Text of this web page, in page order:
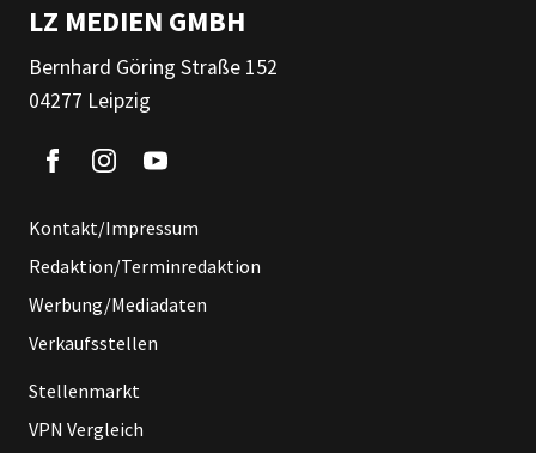
LZ MEDIEN GMBH
Bernhard Göring Straße 152
04277 Leipzig
Kontakt/Impressum
Redaktion/Terminredaktion
Werbung/Mediadaten
Verkaufsstellen
Stellenmarkt
VPN Vergleich